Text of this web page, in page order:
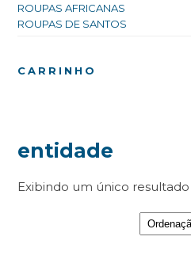
ROUPAS AFRICANAS
ROUPAS DE SANTOS
CARRINHO
entidade
Exibindo um único resultado